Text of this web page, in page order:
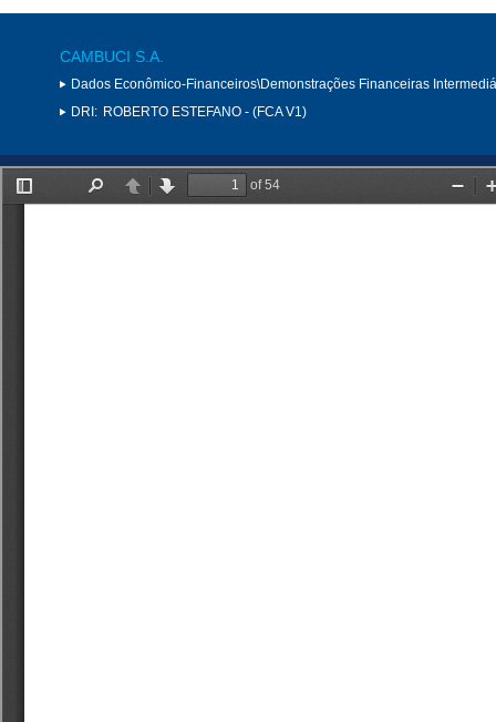
CAMBUCI S.A.
Dados Econômico-Financeiros\Demonstrações Financeiras
DRI: ROBERTO ESTEFANO - (FCA V1)